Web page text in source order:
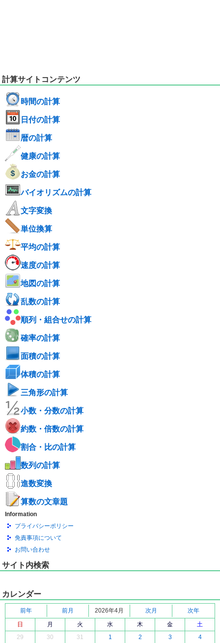
計算サイトコンテンツ
時間の計算
日付の計算
暦の計算
健康の計算
お金の計算
バイオリズムの計算
文字変換
単位換算
平均の計算
速度の計算
地図の計算
乱数の計算
順列・組合せの計算
確率の計算
面積の計算
体積の計算
三角形の計算
小数・分数の計算
約数・倍数の計算
割合・比の計算
数列の計算
進数変換
算数の文章題
Information
プライバシーポリシー
免責事項について
お問い合わせ
サイト内検索
カレンダー
前年 前月 2026年4月 次月
次年
日
月 火 水 木 金
土
29
30 31 1 2 3 4